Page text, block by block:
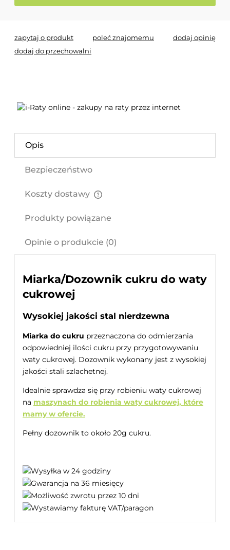
zapytaj o produkt poleć znajomemu
dodaj opinię
dodaj do przechowalni
Opis
Bezpieczeństwo
Koszty dostawy
Produkty powiązane
Opinie o produkcie (0)
Miarka/Dozownik cukru do waty
cukrowej
Wysokiej jakości stal nierdzewna
Miarka do cukru przeznaczona do odmierzania
odpowiedniej ilości cukru przy przygotowywaniu
waty cukrowej. Dozownik wykonany jest z wysokiej
jakości stali szlachetnej.
Idealnie sprawdza się przy robieniu waty cukrowej
na maszynach do robienia waty cukrowej, które
mamy w ofercie.
Pełny dozownik to około 20g cukru.